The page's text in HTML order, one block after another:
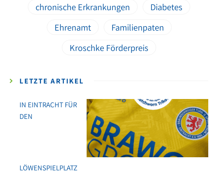
chronische Erkrankungen
Diabetes
Ehrenamt
Familienpaten
Kroschke Förderpreis
LETZTE ARTIKEL
IN EINTRACHT FÜR
DEN
LÖWENSPIELPLATZ